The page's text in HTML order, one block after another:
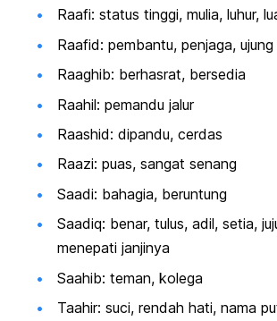
Raafi: status tinggi, mulia, luhur,
Raafid: pembantu, penjaga, ujung
Raaghib: berhasrat, bersedia
Raahil: pemandu jalur
Raashid: dipandu, cerdas
Raazi: puas, sangat senang
Saadi: bahagia, beruntung
Saadiq: benar, tulus, adil, setia,
menepati janjinya
Saahib: teman, kolega
Taahir: suci, rendah hati, nama